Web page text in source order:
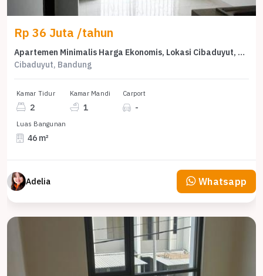
Rp 36 Juta /tahun
Apartemen Minimalis Harga Ekonomis, Lokasi Cibaduyut, Bandung
Cibaduyut, Bandung
Kamar Tidur
2
Kamar Mandi
1
Carport
-
Luas Bangunan
46 m²
Adelia Whatsapp